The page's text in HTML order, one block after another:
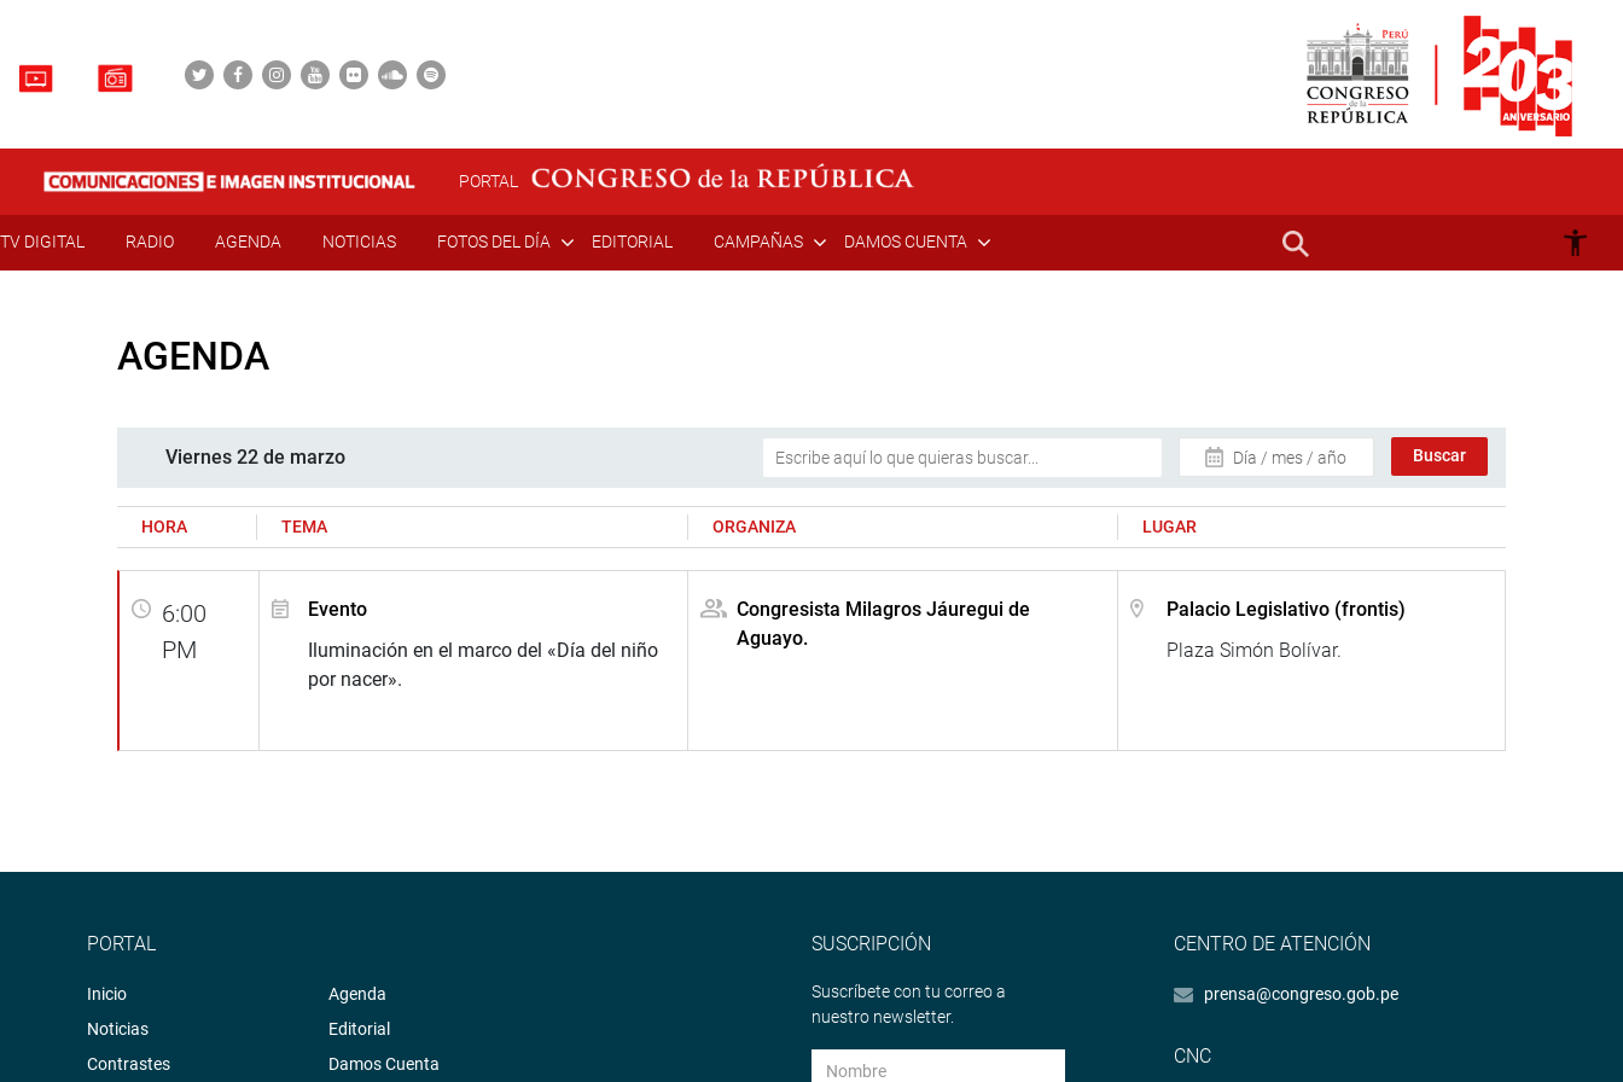
PORTAL
TV DIGITAL RADIO AGENDA NOTICIAS FOTOS DEL DÍA EDITORIAL CAMPAÑAS DAMOS CUENTA
AGENDA
Viernes 22 de marzo Día / mes / año
HORA TEMA ORGANIZA LUGAR
6:00
PM
Evento
Iluminación en el marco del «Día del niño
por nacer».
Congresista Milagros Jáuregui de
Aguayo.
Palacio Legislativo (frontis)
Plaza Simón Bolívar.
PORTAL
Inicio
Noticias
Contrastes
Agenda
Editorial
Damos Cuenta
SUSCRIPCIÓN
Suscríbete con tu correo a
nuestro newsletter.
CENTRO DE ATENCIÓN
prensa@congreso.gob.pe
CNC